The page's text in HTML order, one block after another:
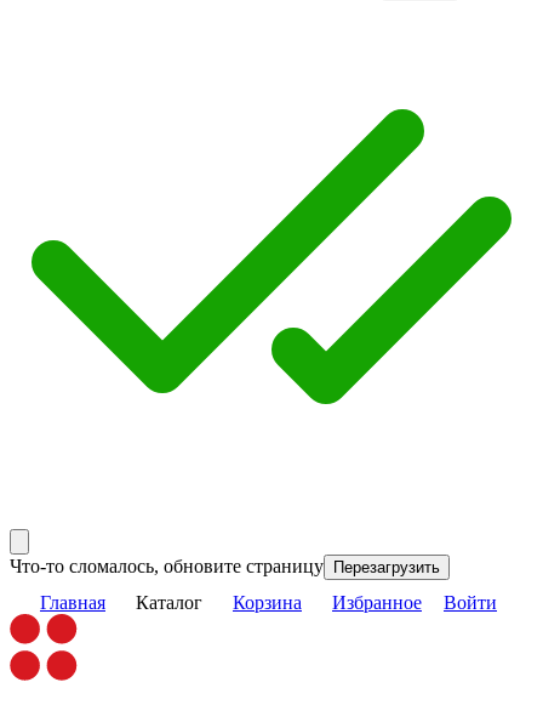
Что-то сломалось, обновите страницу Перезагрузить
Главная Каталог Корзина Избранное Войти